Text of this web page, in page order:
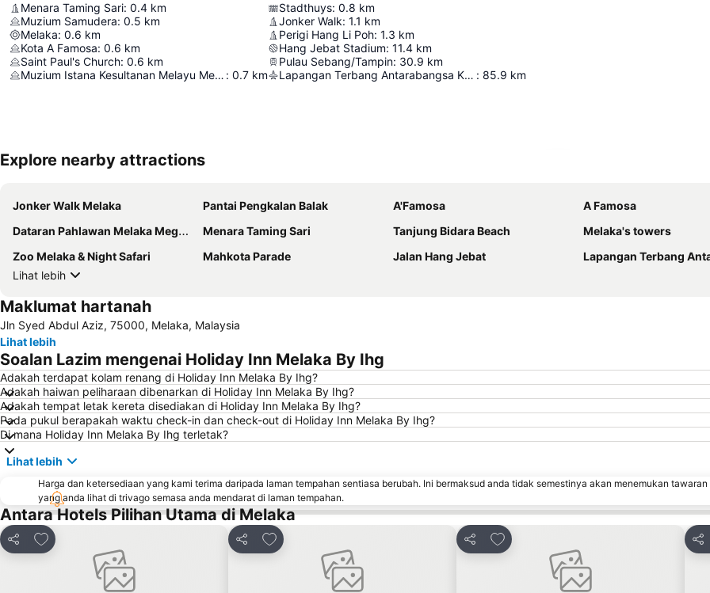
Menara Taming Sari: 0.4 km
Muzium Samudera: 0.5 km
Melaka: 0.6 km
Kota A Famosa: 0.6 km
Saint Paul's Church: 0.6 km
Muzium Istana Kesultanan Melayu Melaka : 0.7 km
Stadthuys: 0.8 km
Jonker Walk: 1.1 km
Perigi Hang Li Poh: 1.3 km
Hang Jebat Stadium: 11.4 km
Pulau Sebang/Tampin: 30.9 km
Lapangan Terbang Antarabangsa Kuala Lumpur : 85.9 km
Explore nearby attractions
Jonker Walk Melaka Pantai Pengkalan Balak A'Famosa
A Famosa
Dataran Pahlawan Melaka Megamall
Menara Taming Sari Tanjung Bidara Beach
Melaka's towers
Zoo Melaka & Night Safari
Mahkota Parade Jalan Hang Jebat
Lapangan Terbang
Lihat lebih
Maklumat hartanah
Jln Syed Abdul Aziz, 75000, Melaka, Malaysia
Lihat lebih
Soalan Lazim mengenai Holiday Inn Melaka By Ihg
Adakah terdapat kolam renang di Holiday Inn Melaka By Ihg?
Adakah haiwan peliharaan dibenarkan di Holiday Inn Melaka By Ihg?
Adakah tempat letak kereta disediakan di Holiday Inn Melaka By Ihg?
Pada pukul berapakah waktu check-in dan check-out di Holiday Inn Melaka By Ihg?
Di mana Holiday Inn Melaka By Ihg terletak?
Lihat lebih
Harga dan ketersediaan yang kami terima daripada laman tempahan sentiasa berubah. Ini bermaksud anda tidak semestinya akan menemukan tawaran
yang anda lihat di trivago semasa anda mendarat di laman tempahan.
Antara Hotels Pilihan Utama di Melaka
Kongsi
Tambah ke favorit
Kongsi
Tambah ke favorit
Kongsi
Tambah ke favorit